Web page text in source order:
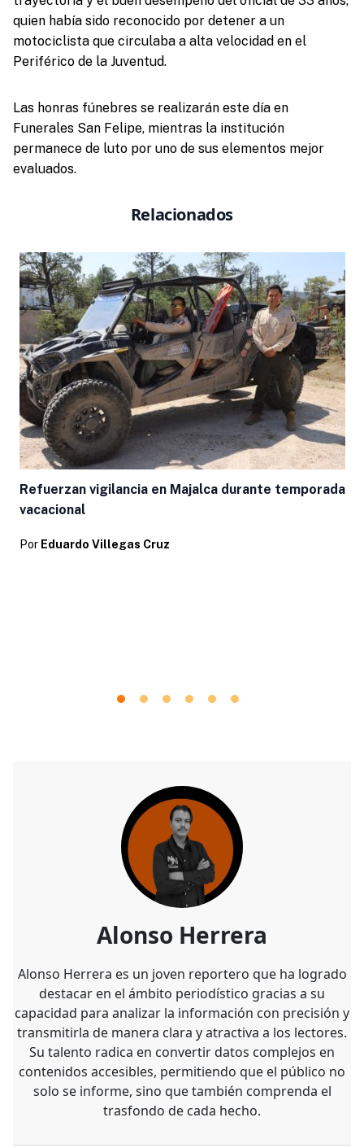
quien había sido reconocido por detener a un
motociclista que circulaba a alta velocidad en el
Periférico de la Juventud.
Las honras fúnebres se realizarán este día en
Funerales San Felipe, mientras la institución
permanece de luto por uno de sus elementos mejor
evaluados.
Relacionados
Refuerzan vigilancia en Majalca durante temporada
vacacional
Por Eduardo Villegas Cruz
Alonso Herrera
Alonso Herrera es un joven reportero que ha logrado
destacar en el ámbito periodístico gracias a su
capacidad para analizar la información con precisión y
transmitirla de manera clara y atractiva a los lectores.
Su talento radica en convertir datos complejos en
contenidos accesibles, permitiendo que el público no
solo se informe, sino que también comprenda el
trasfondo de cada hecho.